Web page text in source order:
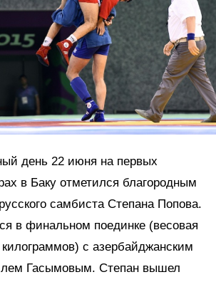
день 22 июня на первых
в Баку отметился благородным
самбиста Степана Попова.
в финальном поединке (весовая
килограммов) с азербайджанским
Гасымовым. Степан вышел